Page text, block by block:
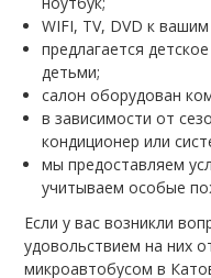
WIFI, TV, DVD к
предлагается
детьми;
салон оборудован
в зависимости от
кондиционер или
мы предоставляем
учитываем особые
Если у вас возникли
удовольствием на них
микроавтобусом в